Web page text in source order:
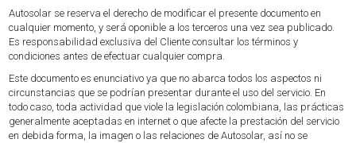
Autosolar se reserva el derecho de modificar el presente documento en
cualquier momento, y será oponible a los terceros una vez sea publicado.
Es responsabilidad exclusiva del Cliente consultar los términos y
condiciones antes de efectuar cualquier compra.
Este documento es enunciativo ya que no abarca todos los aspectos ni
circunstancias que se podrían presentar durante el uso del servicio. En
todo caso, toda actividad que viole la legislación colombiana, las prácticas
generalmente aceptadas en internet o que afecte la prestación del servicio
en debida forma, la imagen o las relaciones de Autosolar, así no se